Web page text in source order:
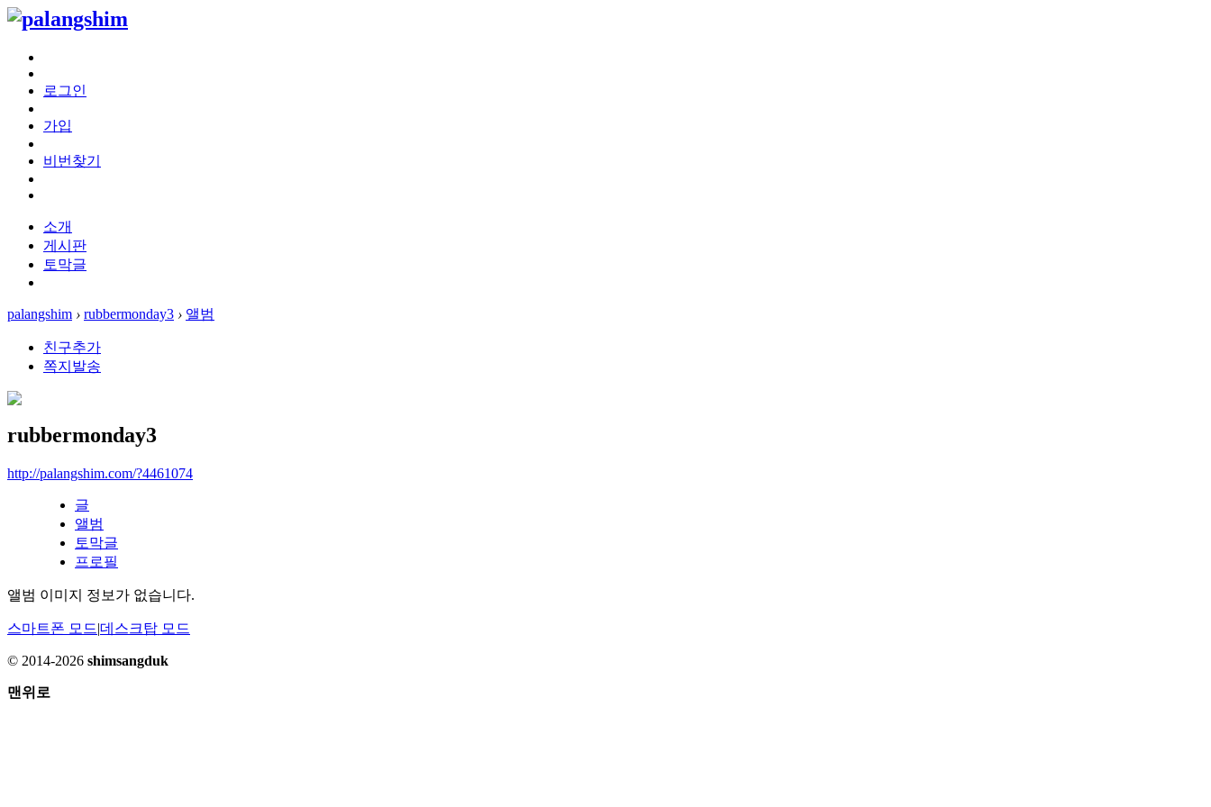
로그인
가입
비번찾기
소개
게시판
토막글
palangshim › rubbermonday3 › 앨범
친구추가
쪽지발송
rubbermonday3
http://palangshim.com/?4461074
글
앨범
토막글
프로필
앨범 이미지 정보가 없습니다.
스마트폰 모드|데스크탑 모드
© 2014-2026 shimsangduk
맨위로